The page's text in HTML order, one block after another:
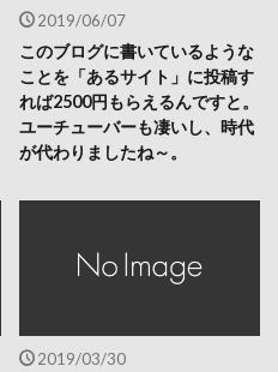
2019/06/07
このブログに書いているような
ことを「あるサイト」に投稿す
れば2500円もらえるんですと。
ユーチューバーも凄いし、時代
が代わりましたね～。
2019/03/30